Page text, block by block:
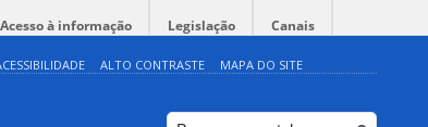
Acesso à informação Legislação Canais
ALTO CONTRASTE MAPA DO SITE